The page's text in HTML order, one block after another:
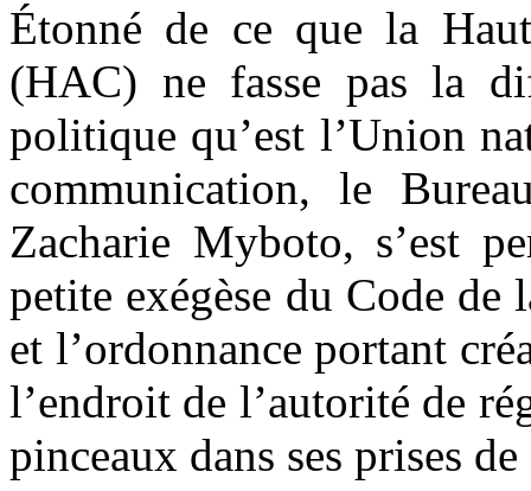
Étonné de ce que la
(HAC) ne fasse pas la
politique qu’est l’Union
communication, le
Zacharie Myboto, s’est
petite exégèse du Code
et l’ordonnance portant
l’endroit de l’autorité de
pinceaux dans ses prises